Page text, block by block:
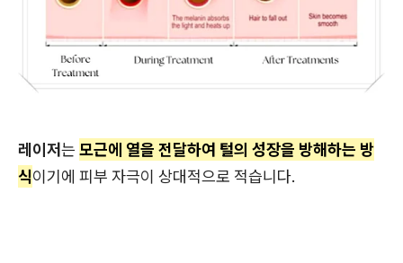
레이저는 모근에 열을 전달하여 털의 성장을 방해하는 방
식이기에 피부 자극이 상대적으로 적습니다.